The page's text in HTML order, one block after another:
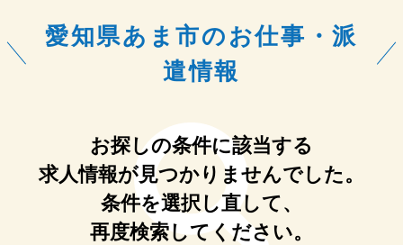
愛知県あま市のお仕事・派
遣情報
お探しの条件に該当する
求人情報が見つかりませんでした。
条件を選択し直して、
再度検索してください。